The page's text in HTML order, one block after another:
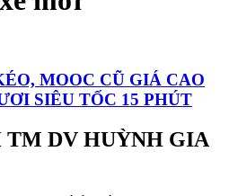
MOOC CŨ GIÁ CAO
SIÊU TỐC 15 PHÚT
TM DV HUỲNH GIA